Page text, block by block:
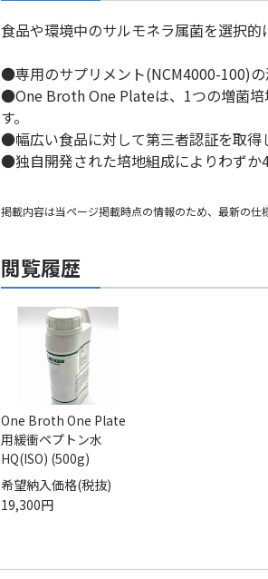
食品や環境中のサルモネラ属菌を選択的
●専用のサプリメント(NCM4000-100)の
●One Broth One Plateは、1つの増菌培
す。
●幅広い食品に対して第三者認証を取得
●独自開発された培地組成によりわずか
掲載内容は当ページ掲載時点の情報のため、最新の仕
閲覧履歴
One Broth One Plate
用緩衝ペプトン水
HQ(ISO) (500g)
希望納入価格(税抜)
19,300円